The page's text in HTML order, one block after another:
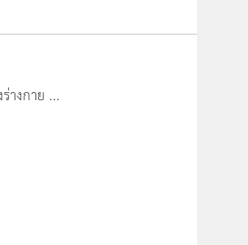
างกาย ...